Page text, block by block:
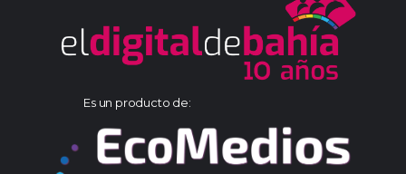
Es un producto de: